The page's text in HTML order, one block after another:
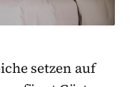
setzen auf